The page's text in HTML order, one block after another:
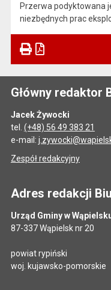
Przerwa podyktowana
niezbędnych prac
Główny redaktor
Jacek Żywocki
tel. (+48) 56 49 383 21
e-mail:
Zespół redakcyjny
Adres redakcji
Urząd Gminy w
87-337 Wąpielsk nr 20
powiat rypiński
woj. kujawsko-pomorskie